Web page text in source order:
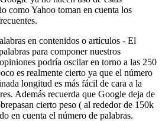
como Yahoo toman en cuenta los
en contenidos o artículos - El
para componer nuestros
podría oscilar en torno a las 250
es realmente cierto ya que el número
longitud es más fácil de cara a la
Además recuerda que Google deja de
cierto peso ( al rededor de 150k
en cuenta el número de palabras.